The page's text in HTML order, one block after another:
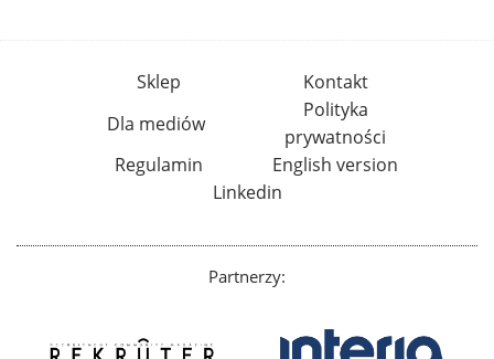
Sklep
Kontakt
Dla mediów
Polityka
prywatności
Regulamin
English version
Linkedin
Partnerzy: